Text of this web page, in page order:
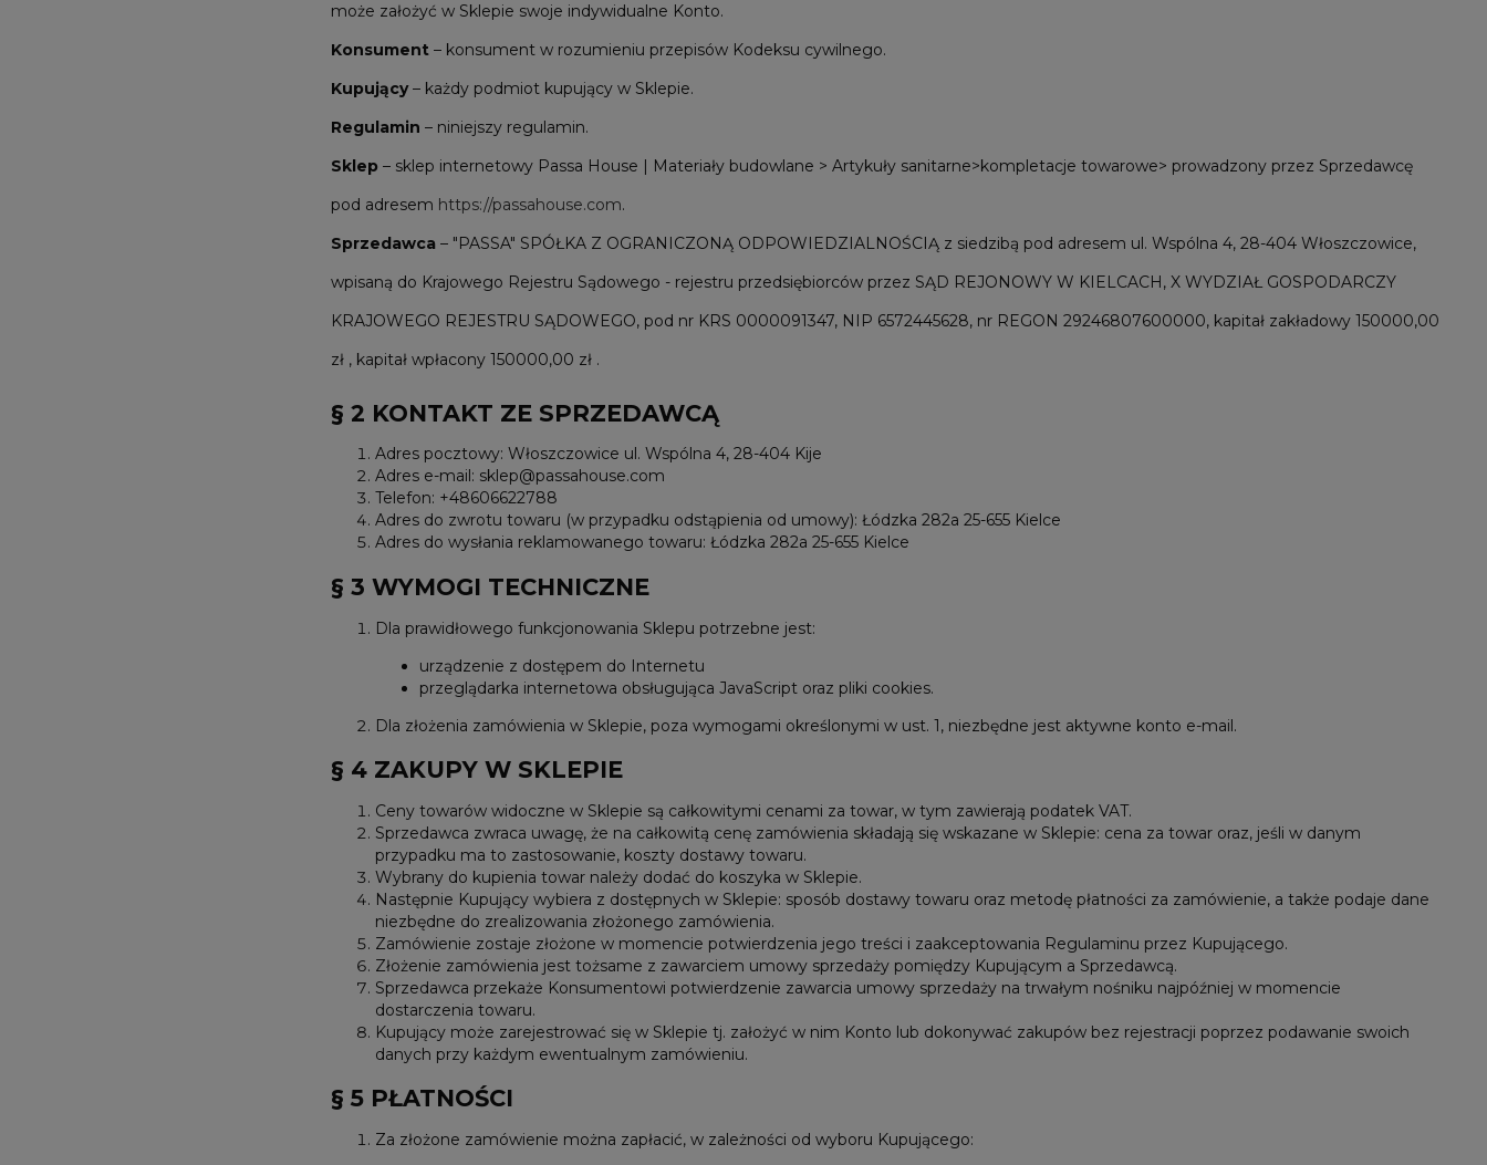
może założyć w Sklepie swoje indywidualne Konto.
Konsument – konsument w rozumieniu przepisów Kodeksu cywilnego.
Kupujący– każdy podmiot kupujący w Sklepie.
Regulamin – niniejszy regulamin.
Sklep – sklep internetowy Passa House | Materiały budowlane > Artykuły sanitarne>kompletacje towarowe> prowadzony przez Sprzedawcę
pod adresem https://passahouse.com.
Sprzedawca – "PASSA" SPÓŁKA Z OGRANICZONĄ ODPOWIEDZIALNOŚCIĄ z siedzibą pod adresem ul. Wspólna 4, 28-404 Włoszczowice,
wpisaną do Krajowego Rejestru Sądowego - rejestru przedsiębiorców przez SĄD REJONOWY W KIELCACH, X WYDZIAŁ GOSPODARCZY
KRAJOWEGO REJESTRU SĄDOWEGO, pod nr KRS 0000091347, NIP 6572445628, nr REGON 29246807600000, kapitał zakładowy 150000,00
zł , kapitał wpłacony 150000,00 zł .
§ 2 KONTAKT ZE SPRZEDAWCĄ
Adres pocztowy: Włoszczowice ul. Wspólna 4, 28-404 Kije
Adres e-mail: sklep@passahouse.com
Telefon: +48606622788
Adres do zwrotu towaru (w przypadku odstąpienia od umowy): Łódzka 282a 25-655 Kielce
Adres do wysłania reklamowanego towaru: Łódzka 282a 25-655 Kielce
§ 3 WYMOGI TECHNICZNE
Dla prawidłowego funkcjonowania Sklepu potrzebne jest:
urządzenie z dostępem do Internetu
przeglądarka internetowa obsługująca JavaScript oraz pliki cookies.
Dla złożenia zamówienia w Sklepie, poza wymogami określonymi w ust. 1, niezbędne jest aktywne konto e-mail.
§ 4 ZAKUPY W SKLEPIE
Ceny towarów widoczne w Sklepie są całkowitymi cenami za towar, w tym zawierają podatek VAT.
Sprzedawca zwraca uwagę, że na całkowitą cenę zamówienia składają się wskazane w Sklepie: cena za towar oraz, jeśli w danym
przypadku ma to zastosowanie, koszty dostawy towaru.
Wybrany do kupienia towar należy dodać do koszyka w Sklepie.
Następnie Kupujący wybiera z dostępnych w Sklepie: sposób dostawy towaru oraz metodę płatności za zamówienie, a także podaje dane
niezbędne do zrealizowania złożonego zamówienia.
Zamówienie zostaje złożone w momencie potwierdzenia jego treści i zaakceptowania Regulaminu przez Kupującego.
Złożenie zamówienia jest tożsame z zawarciem umowy sprzedaży pomiędzy Kupującym a Sprzedawcą.
Sprzedawca przekaże Konsumentowi potwierdzenie zawarcia umowy sprzedaży na trwałym nośniku najpóźniej w momencie
dostarczenia towaru.
Kupujący może zarejestrować się w Sklepie tj. założyć w nim Konto lub dokonywać zakupów bez rejestracji poprzez podawanie swoich
danych przy każdym ewentualnym zamówieniu.
§ 5 PŁATNOŚCI
Za złożone zamówienie można zapłacić, w zależności od wyboru Kupującego: